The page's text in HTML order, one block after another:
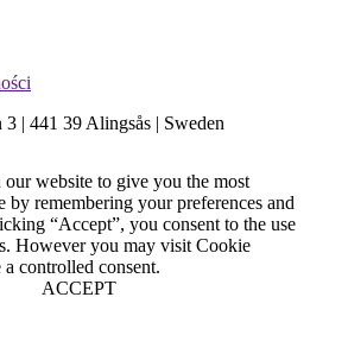
| 441 39 Alingsås | Sweden
our website to give you the most
by remembering your preferences and
“Accept”, you consent to the use
However you may visit Cookie
controlled consent.
ACCEPT